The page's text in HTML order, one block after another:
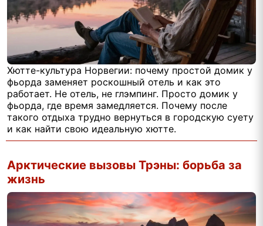
Хютте-культура Норвегии: почему простой домик у
фьорда заменяет роскошный отель и как это
работает. Не отель, не глэмпинг. Просто домик у
фьорда, где время замедляется. Почему после
такого отдыха трудно вернуться в городскую суету
и как найти свою идеальную хютте.
Арктические вызовы Трэны: борьба за
жизнь